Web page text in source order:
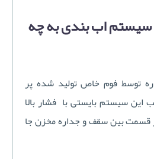
سیستم اب بندی به چه
توسط فوم خاص تولید شده پر
سیستم بایستی با فشار بالا
قسمت بین سقف و جداره مخزن جا